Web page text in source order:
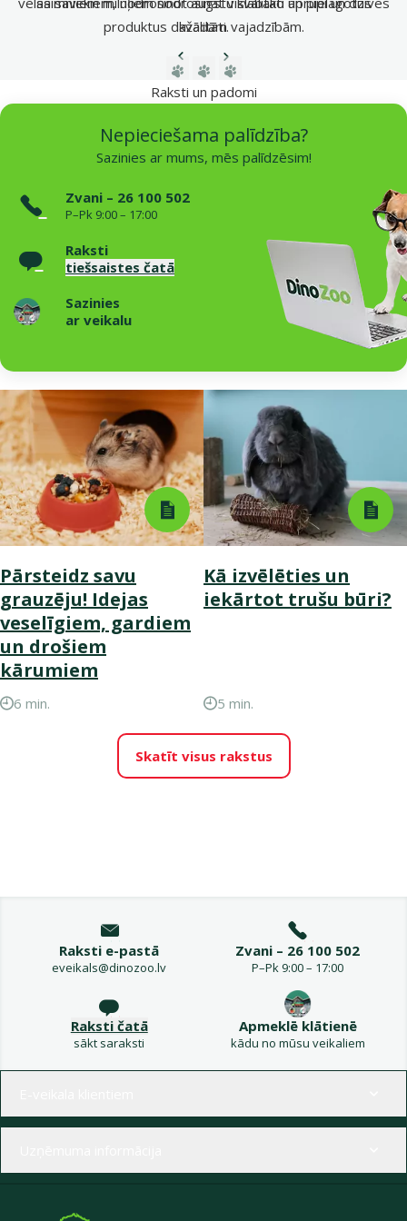
produktus dažādām vajadzībām.
kvalitāti.
Iepriekšējā lapa
Nākamā lapa
Raksti un padomi
Nepieciešama palīdzība?
Sazinies ar mums, mēs palīdzēsim!
Zvani – 26 100 502
P–Pk 9:00 – 17:00
Raksti
tiešsaistes čatā
Sazinies
ar veikalu
Pārsteidz savu
grauzēju! Idejas
veselīgiem, gardiem
un drošiem
kārumiem
6 min.
Kā izvēlēties un
iekārtot trušu būri?
5 min.
Skatīt visus rakstus
Raksti e-pastā
eveikals@dinozoo.lv
Zvani – 26 100 502
P–Pk 9:00 – 17:00
Raksti čatā
sākt saraksti
Apmeklē klātienē
kādu no mūsu veikaliem